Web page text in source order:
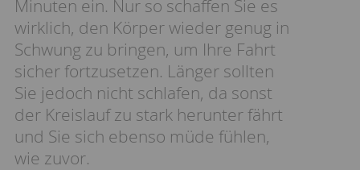
Minuten ein. Nur so schaffen Sie es
wirklich, den Körper wieder genug in
Schwung zu bringen, um Ihre Fahrt
sicher fortzusetzen. Länger sollten
Sie jedoch nicht schlafen, da sonst
der Kreislauf zu stark herunter fährt
und Sie sich ebenso müde fühlen,
wie zuvor.